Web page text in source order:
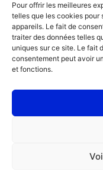
Pour offrir les meilleures
telles que les cookies
appareils. Le fait de
traiter des données telles
uniques sur ce site. Le fait
consentement peut avoir
et fonctions.